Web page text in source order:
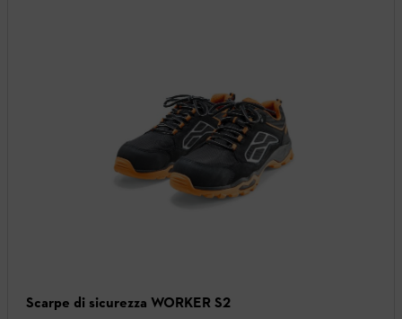
Scarpe di sicurezza WORKER S2